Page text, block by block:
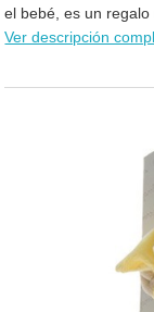
el bebé, es un regalo
Ver descripción